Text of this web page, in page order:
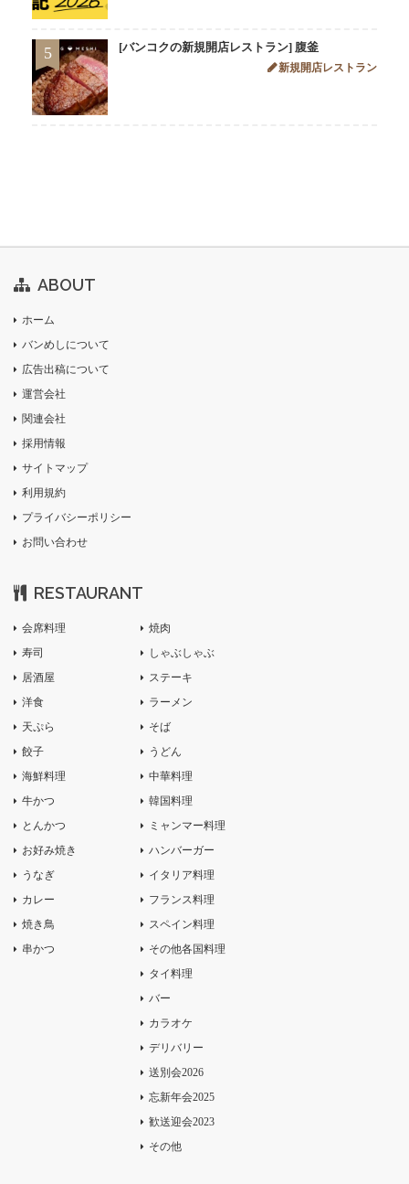
5 [バンコクの新規開店レストラン] 腹釜
新規開店レストラン
ABOUT
ホーム
バンめしについて
広告出稿について
運営会社
関連会社
採用情報
サイトマップ
利用規約
プライバシーポリシー
お問い合わせ
RESTAURANT
会席料理
寿司
居酒屋
洋食
天ぷら
餃子
海鮮料理
牛かつ
とんかつ
お好み焼き
うなぎ
カレー
焼き鳥
串かつ
焼肉
しゃぶしゃぶ
ステーキ
ラーメン
そば
うどん
中華料理
韓国料理
ミャンマー料理
ハンバーガー
イタリア料理
フランス料理
スペイン料理
その他各国料理
タイ料理
バー
カラオケ
デリバリー
送別会2026
忘新年会2025
歓送迎会2023
その他